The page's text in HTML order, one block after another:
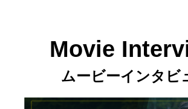
Movie
ムービーインタビ